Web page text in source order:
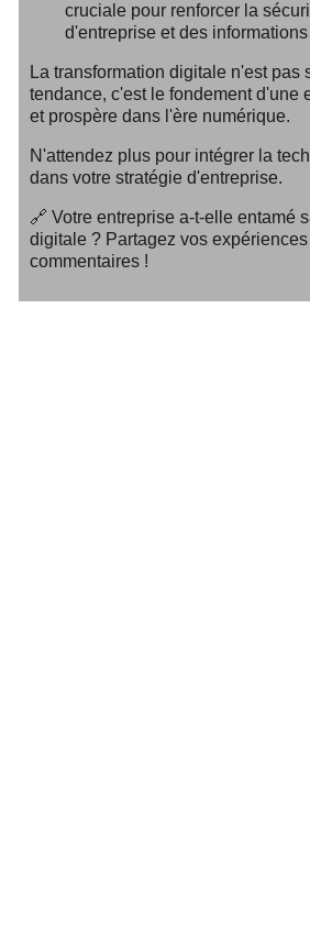
cruciale pour renforcer la
d'entreprise et des
La transformation digitale n'est pas
tendance, c'est le fondement d'une
et prospère dans l'ère numérique.
N'attendez plus pour intégrer la
dans votre stratégie d'entreprise.
🔗 Votre entreprise a-t-elle entamé
digitale ? Partagez vos
commentaires !